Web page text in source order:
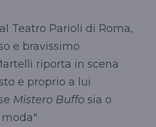
Teatro Parioli di Roma,
e bravissimo
riporta in scena
e proprio a lui
Mistero Buffo sia o